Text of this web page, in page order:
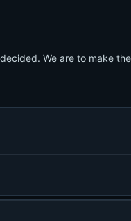
We are to make